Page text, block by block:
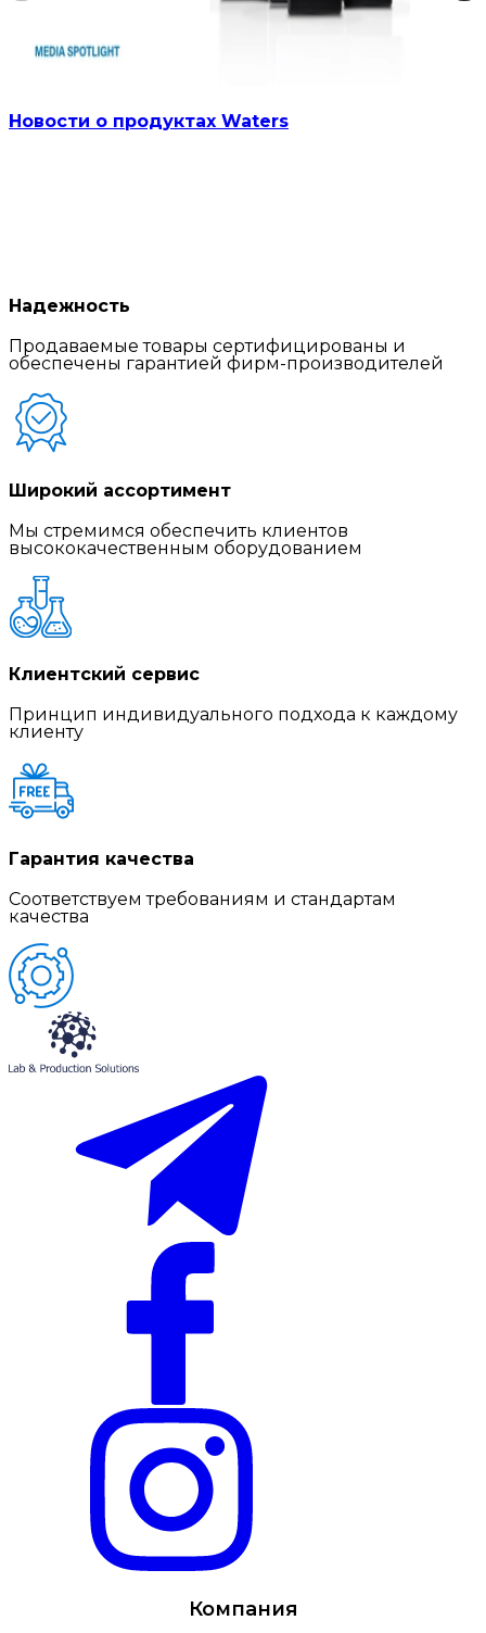
Новости о продуктах Waters
Надежность
Продаваемые товары сертифицированы и
обеспечены гарантией фирм-производителей
Широкий ассортимент
Мы стремимся обеспечить клиентов
высококачественным оборудованием
Клиентский сервис
Принцип индивидуального подхода к каждому
клиенту
Гарантия качества
Соответствуем требованиям и стандартам
качества
Компания